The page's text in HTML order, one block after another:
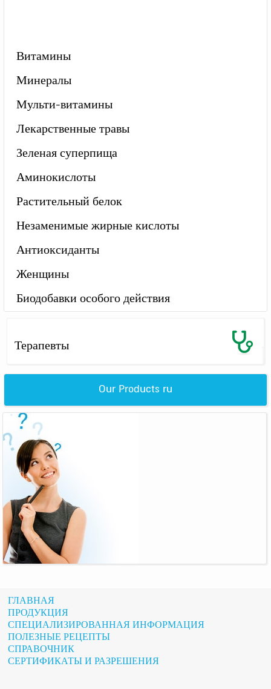
Витамины
Минералы
Мульти-витамины
Лекарственные травы
Зеленая суперпища
Аминокислоты
Растительный белок
Незаменимые жирные кислоты
Антиоксиданты
Женщины
Биодобавки особого действия
Терапевты
Our Products ru
ГЛАВНАЯ
ПРОДУКЦИЯ
СПЕЦИАЛИЗИРОВАННАЯ ИНФОРМАЦИЯ
ПОЛЕЗНЫЕ РЕЦЕПТЫ
СПРАВОЧНИК
СЕРТИФИКАТЫ И РАЗРЕШЕНИЯ